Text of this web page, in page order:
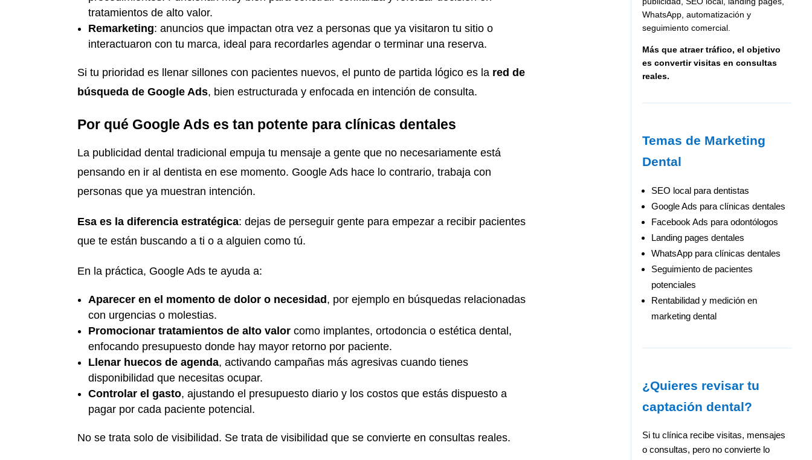
tratamientos de alto valor.
Remarketing: anuncios que impactan otra vez a personas que ya visitaron tu sitio o
interactuaron con tu marca, ideal para recordarles agendar o terminar una reserva.
Si tu prioridad es llenar sillones con pacientes nuevos, el punto de partida lógico es la red de
búsqueda de Google Ads, bien estructurada y enfocada en intención de consulta.
Por qué Google Ads es tan potente para clínicas dentales
La publicidad dental tradicional empuja tu mensaje a gente que no necesariamente está
pensando en ir al dentista en ese momento. Google Ads hace lo contrario, trabaja con
personas que ya muestran intención.
Esa es la diferencia estratégica: dejas de perseguir gente para empezar a recibir pacientes
que te están buscando a ti o a alguien como tú.
En la práctica, Google Ads te ayuda a:
Aparecer en el momento de dolor o necesidad , por ejemplo en búsquedas relacionadas
con urgencias o molestias.
Promocionar tratamientos de alto valorcomo implantes, ortodoncia o estética dental,
enfocando presupuesto donde hay mayor retorno por paciente.
Llenar huecos de agenda, activando campañas más agresivas cuando tienes
disponibilidad que necesitas ocupar.
Controlar el gasto, ajustando el presupuesto diario y los costos que estás dispuesto a
pagar por cada paciente potencial.
No se trata solo de visibilidad. Se trata de visibilidad que se convierte en consultas reales.
WhatsApp, automatización y
seguimiento comercial.
Más que atraer tráfico, el objetivo
es convertir visitas en consultas
reales.
Temas de Marketing
Dental
SEO local para dentistas
Google Ads para clínicas dentales
Facebook Ads para odontólogos
Landing pages dentales
WhatsApp para clínicas dentales
Seguimiento de pacientes
potenciales
Rentabilidad y medición en
marketing dental
¿Quieres revisar tu
captación dental?
Si tu clínica recibe visitas, mensajes
o consultas, pero no convierte lo